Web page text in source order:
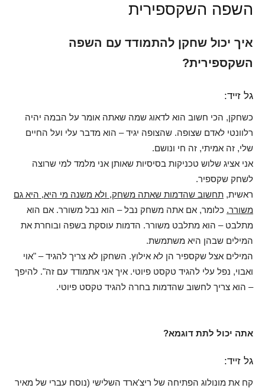
השפה השקספירית
איך יכול שחקן להתמודד עם השפה
השקספירית?
גל זייד:
כשחקן, הכי חשוב הוא לדאוג שמה שאתה אומר על הבמה יהיה
רלוונטי לאדם שצופה. שהצופה יגיד – הוא מדבר עלי ועל החיים
שלי, זה אמיתי, זה חי ונושם.
אני אציג שלוש טכניקות בסיסיות שאותן אני מלמד למי שרוצה
לשחק שקספיר.
ראשית, תחשוב שהדמות שאתה משחק, ולא משנה מי היא, היא גם
משורר. כלומר, אם אתה משחק נבל – הוא נבל משורר. אם הוא
מתלבט – הוא מתלבט משורר. הדמות עוסקת בשפה ובוחרת את
המילים שבהן היא משתמשת.
המילים אצל שקספיר הן לא אילוץ. השחקן לא צריך להגיד – "אוי
ואבוי, נפל עלי להגיד טקסט פיוטי. איך אני אתמודד עם זה". להיפך
– הוא צריך לחשוב שהדמות בחרה להגיד טקסט פיוטי.
אתה יכול לתת דוגמא?
גל זייד:
קח את מונולוג הפתיחה של ריצ'ארד השלישי (נוסח עברי של מאיר